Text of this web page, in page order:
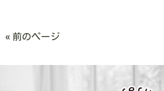
« 前のページ